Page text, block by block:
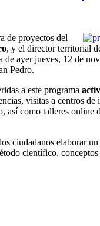
de proyectos del
, y el director territorial
de ayer jueves, 12 de
Pedro.
a este programa
visitas a centros de
como talleres online
ciudadanos elaborar un
científico,